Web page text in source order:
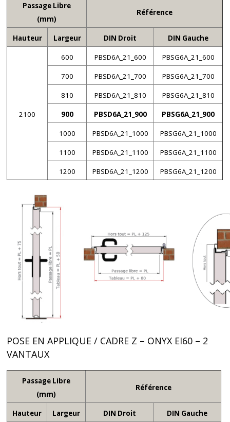
Passage Libre
(mm)
Référence
Hauteur Largeur DIN Droit DIN Gauche
2100
600 PBSD6A_21_600 PBSG6A_21_600
700 PBSD6A_21_700 PBSG6A_21_700
810 PBSD6A_21_810 PBSG6A_21_810
900 PBSD6A_21_900 PBSG6A_21_900
1000 PBSD6A_21_1000 PBSG6A_21_1000
1100 PBSD6A_21_1100 PBSG6A_21_1100
1200 PBSD6A_21_1200 PBSG6A_21_1200
POSE EN APPLIQUE / CADRE Z – ONYX EI60 – 2
VANTAUX
Passage Libre
(mm)
Référence
Hauteur Largeur DIN Droit DIN Gauche